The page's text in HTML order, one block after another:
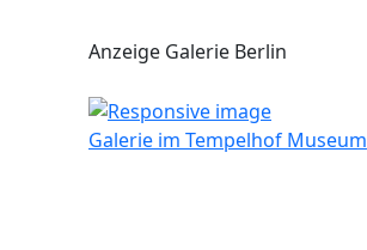
Anzeige Galerie Berlin
Galerie im Tempelhof Museum